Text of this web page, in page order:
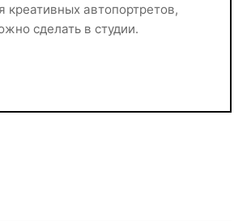
креативных автопортретов,
сделать в студии.